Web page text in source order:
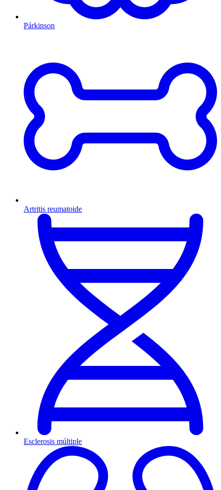
Párkinson
Artritis reumatoide
Esclerosis múltiple